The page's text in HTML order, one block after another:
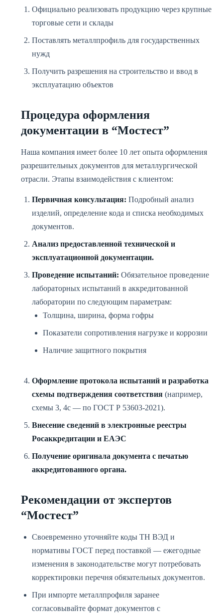
Официально реализовать продукцию через крупные
торговые сети и склады
Поставлять металлпрофиль для государственных
нужд
Получить разрешения на строительство и ввод в
эксплуатацию объектов
Процедура оформления
документации в “Мостест”
Наша компания имеет более 10 лет опыта оформления
разрешительных документов для металлургической
отрасли. Этапы взаимодействия с клиентом:
Первичная консультация: Подробный анализ
изделий, определение кода и списка необходимых
документов.
Анализ предоставленной технической и
эксплуатационной документации.
Проведение испытаний: Обязательное проведение
лабораторных испытаний в аккредитованной
лаборатории по следующим параметрам:
Толщина, ширина, форма гофры
Показатели сопротивления нагрузке и коррозии
Наличие защитного покрытия
Оформление протокола испытаний и разработка
схемы подтверждения соответствия (например,
схемы 3, 4с — по ГОСТ Р 53603-2021).
Внесение сведений в электронные реестры
Росаккредитации и ЕАЭС
Получение оригинала документа с печатью
аккредитованного органа.
Рекомендации от экспертов
“Мостест”
Своевременно уточняйте коды ТН ВЭД и
нормативы ГОСТ перед поставкой — ежегодные
изменения в законодательстве могут потребовать
корректировки перечня обязательных документов.
При импорте металлпрофиля заранее
согласовывайте формат документов с